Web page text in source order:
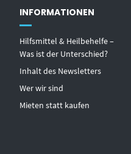
INFORMATIONEN
Hilfsmittel & Heilbehelfe –
Was ist der Unterschied?
Inhalt des Newsletters
Wer wir sind
Mieten statt kaufen